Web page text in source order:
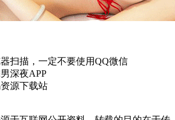
扫描，一定不要使用QQ微信
深夜APP
资源下载站